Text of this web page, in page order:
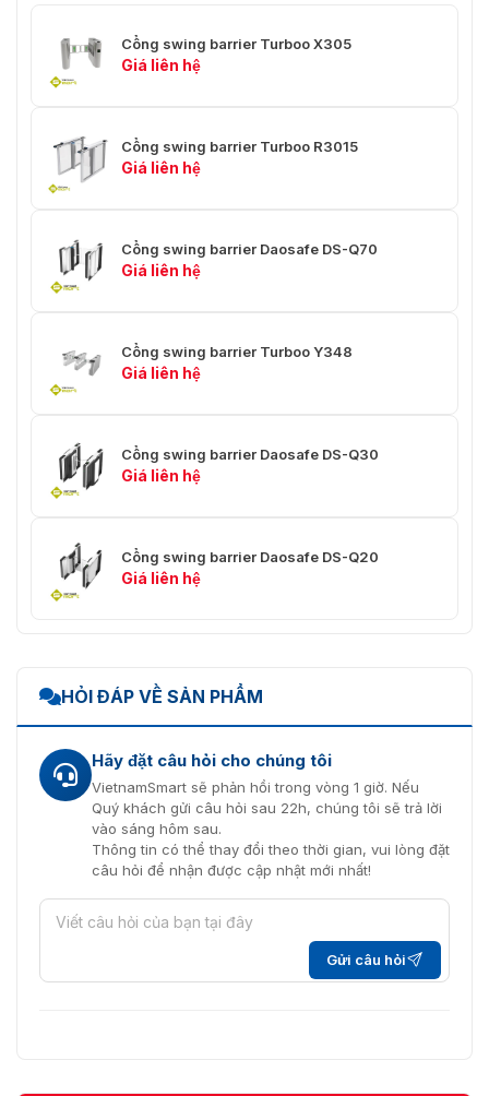
Cổng swing barrier Turboo X305
Giá liên hệ
Cổng swing barrier Turboo R3015
Giá liên hệ
Cổng swing barrier Daosafe DS-Q70
Giá liên hệ
Cổng swing barrier Turboo Y348
Giá liên hệ
Cổng swing barrier Daosafe DS-Q30
Giá liên hệ
Cổng swing barrier Daosafe DS-Q20
Giá liên hệ
HỎI ĐÁP VỀ SẢN PHẨM
Hãy đặt câu hỏi cho chúng tôi
VietnamSmart sẽ phản hồi trong vòng 1 giờ. Nếu
Quý khách gửi câu hỏi sau 22h, chúng tôi sẽ trả lời
vào sáng hôm sau.
Thông tin có thể thay đổi theo thời gian, vui lòng đặt
câu hỏi để nhận được cập nhật mới nhất!
Gửi câu hỏi